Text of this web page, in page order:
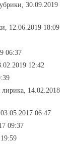
30.09.2019
12.06.2019 18:09
06:37
12:42
14.02.2018
06:47
09:37